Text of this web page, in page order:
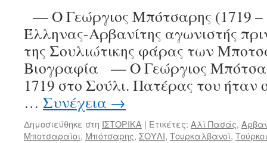
— Ο Γεώργιος Μπότσαρης (1719 –
Έλληνας-Αρβανίτης αγωνιστής
της Σουλιώτικης φάρας των
Βιογραφία — Ο Γεώργιος
1719 στο Σούλι. Πατέρας του ήταν
… Συνέχεια →
Δημοσιεύθηκε στη ΙΣΤΟΡΙΚΑ | Ετικέτες: Αλί Πασάς,
Μποτσαραίοι, Μπότσαρης, ΣΟΥΛΙ, Τουρκαλβανοί, Τούρκοι